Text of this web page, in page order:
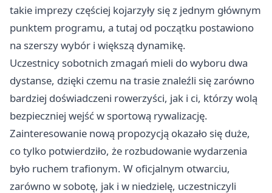
takie imprezy częściej kojarzyły się z jednym głównym
punktem programu, a tutaj od początku postawiono
na szerszy wybór i większą dynamikę.
Uczestnicy sobotnich zmagań mieli do wyboru dwa
dystanse, dzięki czemu na trasie znaleźli się zarówno
bardziej doświadczeni rowerzyści, jak i ci, którzy wolą
bezpieczniej wejść w sportową rywalizację.
Zainteresowanie nową propozycją okazało się duże,
co tylko potwierdziło, że rozbudowanie wydarzenia
było ruchem trafionym. W oficjalnym otwarciu,
zarówno w sobotę, jak i w niedzielę, uczestniczyli